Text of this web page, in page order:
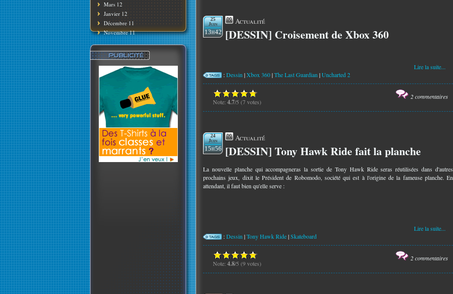
Mars 12
Janvier 12
Décembre 11
Novembre 11
25
Juin
13h42
Actualité
[DESSIN] Croisement de Xbox 360
Lire la suite...
:Dessin |Xbox 360|The Last Guardian |Uncharted 2
2 commentaires
Note: 4.7/5 (7 votes)
24
Juin
15h56
Actualité
[DESSIN] Tony Hawk Ride fait la planche
La nouvelle planche qui accompagneras la sortie de Tony Hawk Ride seras réutilisées dans d'autres
prochains jeux, dixit le Président de Robomodo, société qui est à l'origine de la fameuse planche. En
attendant, il faut bien qu'elle serve :
Lire la suite...
:Dessin |Tony Hawk Ride|Skateboard
2 commentaires
Note: 4.8/5 (9 votes)